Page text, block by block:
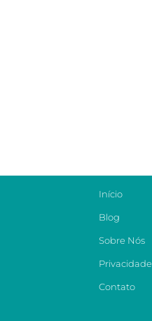
Início
Blog
Sobre Nós
Privacidade
Contato